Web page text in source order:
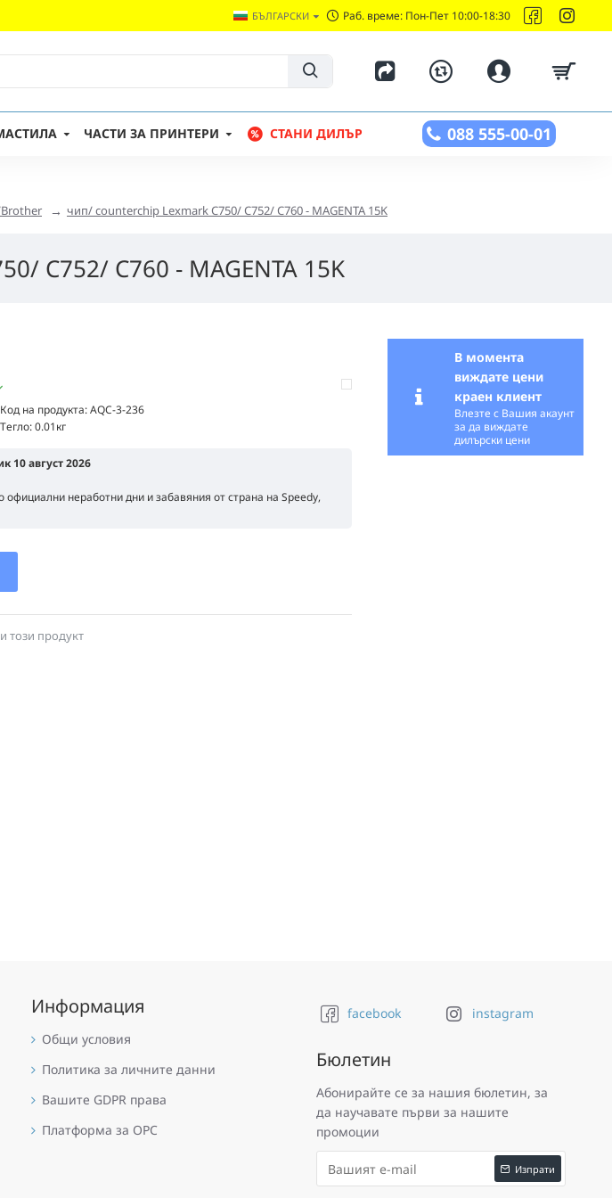
БЪЛГАРСКИ Раб. време: Пон-Пет 10:00-18:30
ЧАСТИ ЗА ПРИНТЕРИ СТАНИ ДИЛЪР 088 555-00-01
чип/ counterchip Lexmark C750/ C752/ C760 - MAGENTA 15K
C752/ C760 - MAGENTA 15K
Код на продукта:AQC-3-236
Тегло:0.01кг
10 август 2026
неработни дни и забавяния от страна на Speedy,
този продукт
В момента
виждате цени
краен клиент
Влезте с Вашия акаунт
за да виждате
дилърски цени
Информация
Общи условия
Политика за личните данни
Вашите GDPR права
Платформа за OPC
facebook instagram
Бюлетин
Абонирайте се за нашия бюлетин, за
да научавате първи за нашите
промоции
Изпрати